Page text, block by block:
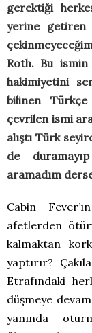
gerektiği
yerine getiren
Roth. Bu
hakimiyetini
bilinen
çevrilen ismi
alıştı Türk
de
aramadım
Cabin
afetlerden
kalmaktan
yaptırır?
Etrafındaki
düşmeye
yanında